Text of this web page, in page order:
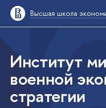
Высшая школа
Институт
военной
стратегии